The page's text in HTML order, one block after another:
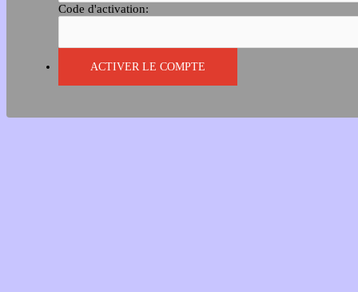
Code d'activation: